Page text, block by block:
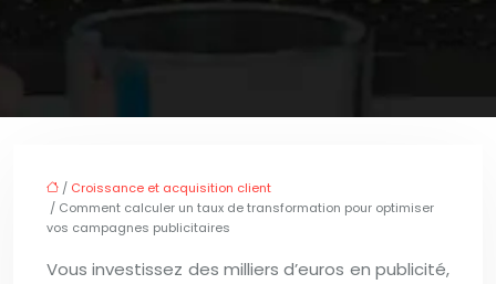
/ Croissance et acquisition client
/ Comment calculer un taux de transformation pour optimiser
vos campagnes publicitaires
Vous investissez des milliers d’euros en publicité,